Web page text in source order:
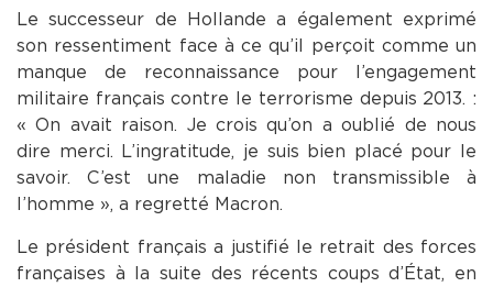
Le successeur de Hollande a également exprimé
son ressentiment face à ce qu’il perçoit comme un
manque de reconnaissance pour l’engagement
militaire français contre le terrorisme depuis 2013. :
« On avait raison. Je crois qu’on a oublié de nous
dire merci. L’ingratitude, je suis bien placé pour le
savoir. C’est une maladie non transmissible à
l’homme », a regretté Macron.
Le président français a justifié le retrait des forces
françaises à la suite des récents coups d’État, en